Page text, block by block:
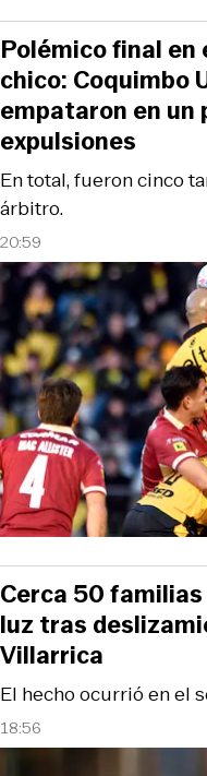
20:59
En total, fueron cinco
árbitro.
Polémico final
chico: Coquimbo
empataron en un
expulsiones
18:56
El hecho ocurrió en el
Cerca 50
luz tras
Villarrica